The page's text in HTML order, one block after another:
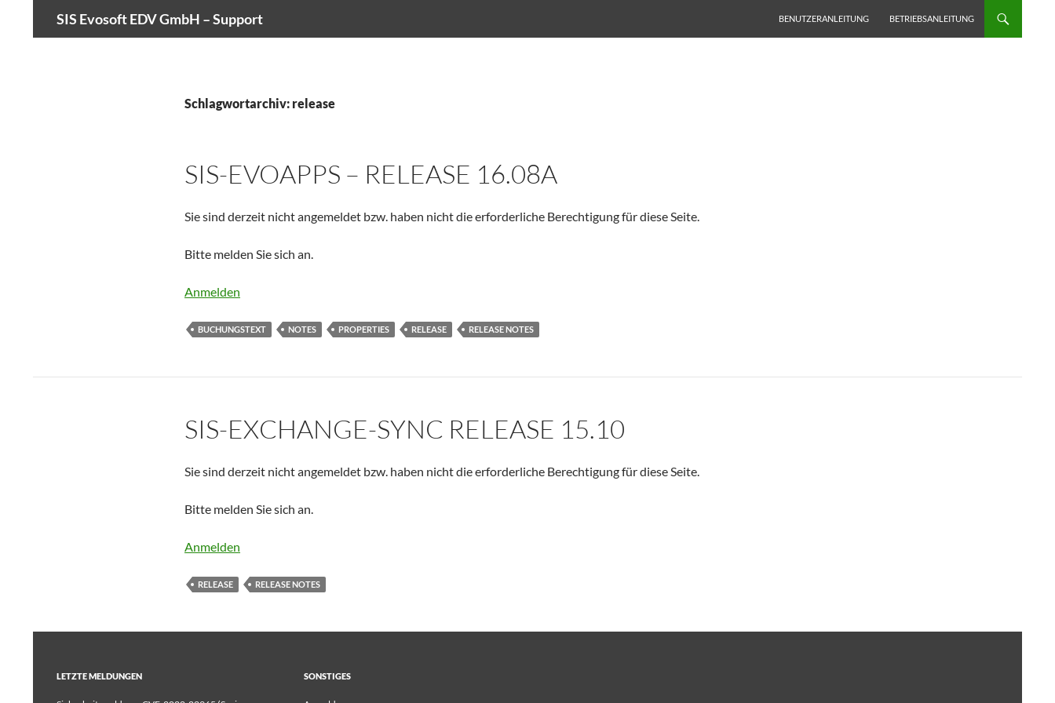
SIS Evosoft EDV GmbH – Support BENUTZERANLEITUNG BETRIEBSANLEITUNG
Schlagwortarchiv: release
SIS-EVOAPPS – RELEASE 16.08A
Sie sind derzeit nicht angemeldet bzw. haben nicht die erforderliche Berechtigung für diese Seite.
Bitte melden Sie sich an.
Anmelden
BUCHUNGSTEXT NOTES PROPERTIES RELEASE RELEASE NOTES
SIS-EXCHANGE-SYNC RELEASE 15.10
Sie sind derzeit nicht angemeldet bzw. haben nicht die erforderliche Berechtigung für diese Seite.
Bitte melden Sie sich an.
Anmelden
RELEASE RELEASE NOTES
LETZTE MELDUNGEN SONSTIGES